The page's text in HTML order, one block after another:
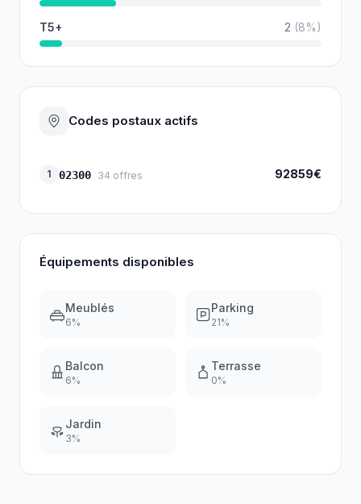
T5+ 2 (8%)
Codes postaux actifs
1 02300 34 offres 92859€
Équipements disponibles
Meublés
6%
Parking
21%
Balcon
6%
Terrasse
0%
Jardin
3%